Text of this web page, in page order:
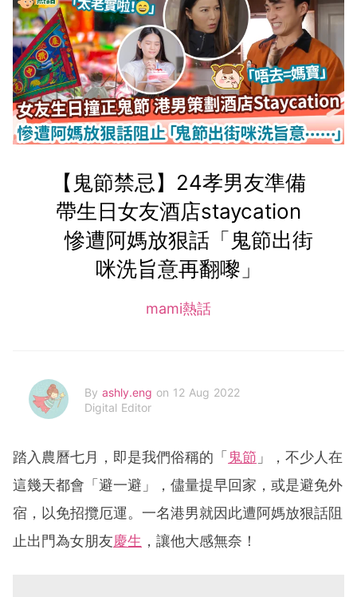
【鬼節禁忌】24孝男友準備
帶生日女友酒店staycation
慘遭阿媽放狠話「鬼節出街
咪洗旨意再翻嚟」
mami熱話
By ashly.eng on 12 Aug 2022
Digital Editor
踏入農曆七月，即是我們俗稱的「 鬼節 」，不少人在
這幾天都會「避一避」，儘量提早回家，或是避免外
宿，以免招攬厄運。一名港男就因此遭阿媽放狠話阻
止出門為女朋友慶生 ，讓他大感無奈！